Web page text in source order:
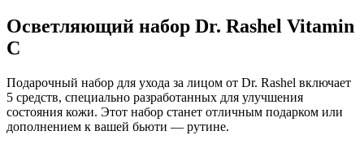
Осветляющий набор Dr. Rashel Vitamin
C
Подарочный набор для ухода за лицом от Dr. Rashel включает
5 средств, специально разработанных для улучшения
состояния кожи. Этот набор станет отличным подарком или
дополнением к вашей бьюти — рутине.